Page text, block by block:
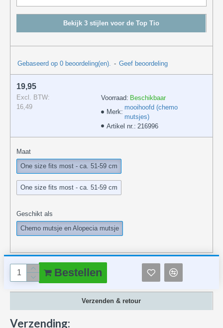
Bekijk 3 stijlen voor de Top Tio
Gebaseerd op 0 beoordeling(en). - Geef beoordeling
19,95
Excl. BTW:
16,49
Voorraad: Beschikbaar
Merk:
mooihoofd (chemo
mutsjes)
Artikel nr.: 216996
Maat
One size fits most - ca. 51-59 cm
One size fits most - ca. 51-59 cm
Geschikt als
Chemo mutsje en Alopecia mutsje
Bestellen
Verzenden & retour
Verzending: